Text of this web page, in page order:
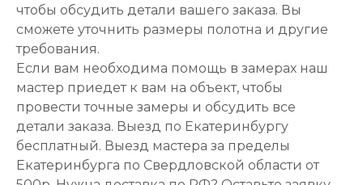
чтобы обсудить детали вашего заказа. Вы
сможете уточнить размеры полотна и другие
требования.
Если вам необходима помощь в замерах наш
мастер приедет к вам на объект, чтобы
провести точные замеры и обсудить все
детали заказа. Выезд по Екатеринбургу
бесплатный. Выезд мастера за пределы
Екатеринбурга по Свердловской области от